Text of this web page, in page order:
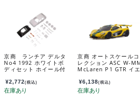
京商 ランチア デルタ
No4 1992 ホワイトボ
ディセット ホイール付
¥2,772(税込)
京商 オートスケールコ
レクション ASC W-
McLaren P1 GTR イエ
YG
¥6,138(税込)